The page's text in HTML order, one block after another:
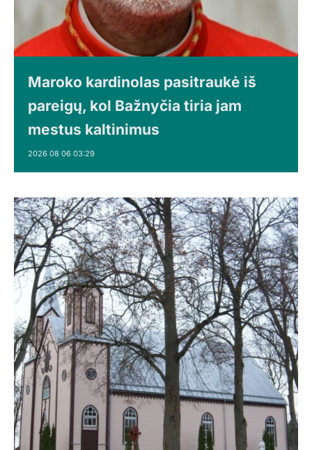
Maroko kardinolas pasitraukė iš
pareigų, kol Bažnyčia tiria jam
mestus kaltinimus
2026 08 06 03:29